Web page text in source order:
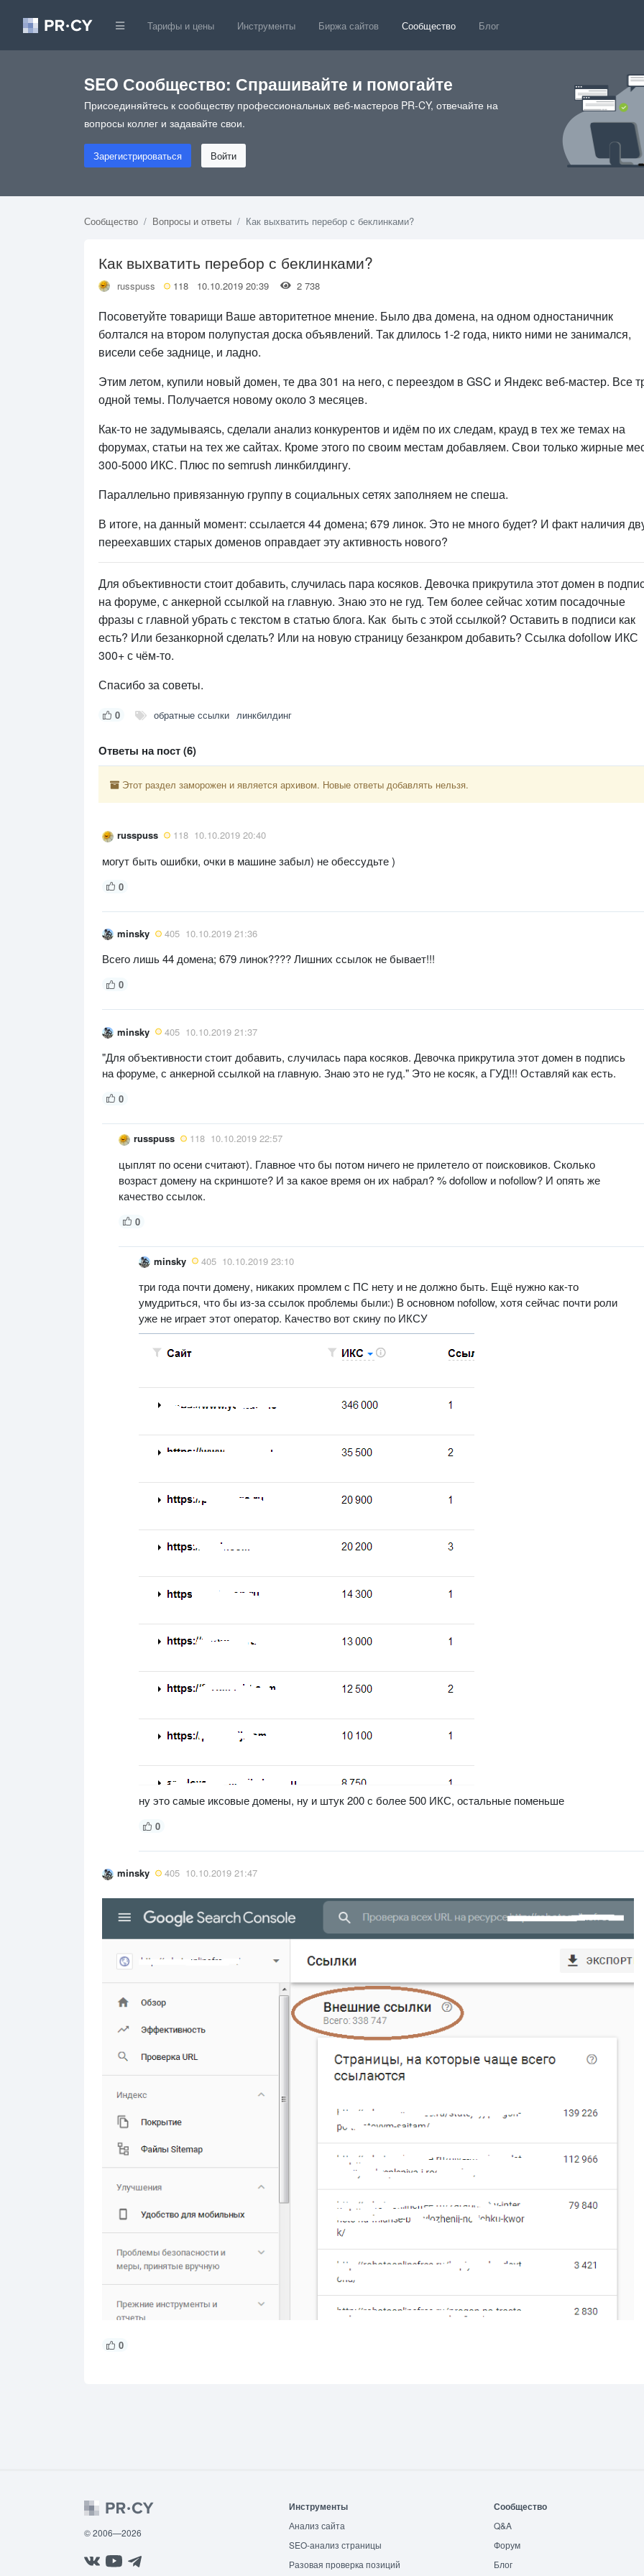
Тарифы и цены Инструменты Биржа сайтов Сообщество Блог
SEO Сообщество: Спрашивайте и помогайте
Присоединяйтесь к сообществу профессиональных веб-мастеров PR-CY, отвечайте на
вопросы коллег и задавайте свои.
Зарегистрироваться Войти
Сообщество Вопросы и ответы Как выхватить перебор с беклинками?
Как выхватить перебор с беклинками?
russpuss 118 10.10.2019 20:39 2 738
Посоветуйте товарищи Ваше авторитетное мнение. Было два домена, на одном одностаничник
болтался на втором полупустая доска объявлений. Так длилось 1-2 года, никто ними не занимался,
висели себе заднице, и ладно.
Этим летом, купили новый домен, те два 301 на него, с переездом в GSC и Яндекс веб-мастер. Все
одной темы. Получается новому около 3 месяцев.
Как-то не задумываясь, сделали анализ конкурентов и идём по их следам, крауд в тех же темах на
форумах, статьи на тех же сайтах. Кроме этого по своим местам добавляем. Свои только жирные
300-5000 ИКС. Плюс по semrush линкбилдингу.
Параллельно привязанную группу в социальных сетях заполняем не спеша.
В итоге, на данный момент: ссылается 44 домена; 679 линок. Это не много будет? И факт наличия
переехавших старых доменов оправдает эту активность нового?
Для объективности стоит добавить, случилась пара косяков. Девочка прикрутила этот домен в
на форуме, с анкерной ссылкой на главную. Знаю это не гуд. Тем более сейчас хотим посадочные
фразы с главной убрать с текстом в статью блога. Как быть с этой ссылкой? Оставить в подписи как
есть? Или безанкорной сделать? Или на новую страницу безанкром добавить? Ссылка dofollow ИКС
300+ с чём-то.
Спасибо за советы.
0 обратные ссылки линкбилдинг
Ответы на пост (6)
Этот раздел заморожен и является архивом. Новые ответы добавлять нельзя.
russpuss 118 10.10.2019 20:40
могут быть ошибки, очки в машине забыл) не обессудьте )
0
minsky 405 10.10.2019 21:36
Всего лишь 44 домена; 679 линок???? Лишних ссылок не бывает!!!
0
minsky 405 10.10.2019 21:37
"Для объективности стоит добавить, случилась пара косяков. Девочка прикрутила этот домен в подпись
на форуме, с анкерной ссылкой на главную. Знаю это не гуд." Это не косяк, а ГУД!!! Оставляй как есть.
0
russpuss 118 10.10.2019 22:57
цыплят по осени считают). Главное что бы потом ничего не прилетело от поисковиков. Сколько
возраст домену на скриншоте? И за какое время он их набрал? % dofollow и nofollow? И опять же
качество ссылок.
0
minsky 405 10.10.2019 23:10
три года почти домену, никаких промлем с ПС нету и не должно быть. Ещё нужно как-то
умудриться, что бы из-за ссылок проблемы были:) В основном nofollow, хотя сейчас почти роли
уже не играет этот оператор. Качество вот скину по ИКСУ
ну это самые иксовые домены, ну и штук 200 с более 500 ИКС, остальные поменьше
0
minsky 405 10.10.2019 21:47
0
© 2006—2026
Инструменты
Анализ сайта
SEO-анализ страницы
Разовая проверка позиций
Сообщество
Q&A
Форум
Блог